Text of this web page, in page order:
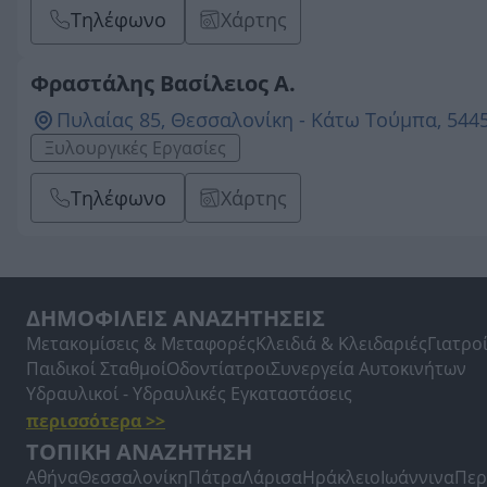
Τηλέφωνο Χάρτης
Φραστάλης Βασίλειος Α.
Πυλαίας 85, Θεσσαλονίκη - Κάτω Τούμπα,
Ξυλουργικές Εργασίες
Τηλέφωνο Χάρτης
ΔΗΜΟΦΙΛΕΙΣ ΑΝΑΖΗΤΗΣΕΙΣ
Μετακομίσεις & ΜεταφορέςΚλειδιά & ΚλειδαριέςΓιατροί
Παιδικοί ΣταθμοίΟδοντίατροιΣυνεργεία Αυτοκινήτων
Υδραυλικοί - Υδραυλικές Εγκαταστάσεις
περισσότερα >>
ΤΟΠΙΚΗ ΑΝΑΖΗΤΗΣΗ
ΑθήναΘεσσαλονίκηΠάτραΛάρισαΗράκλειοΙωάννινα